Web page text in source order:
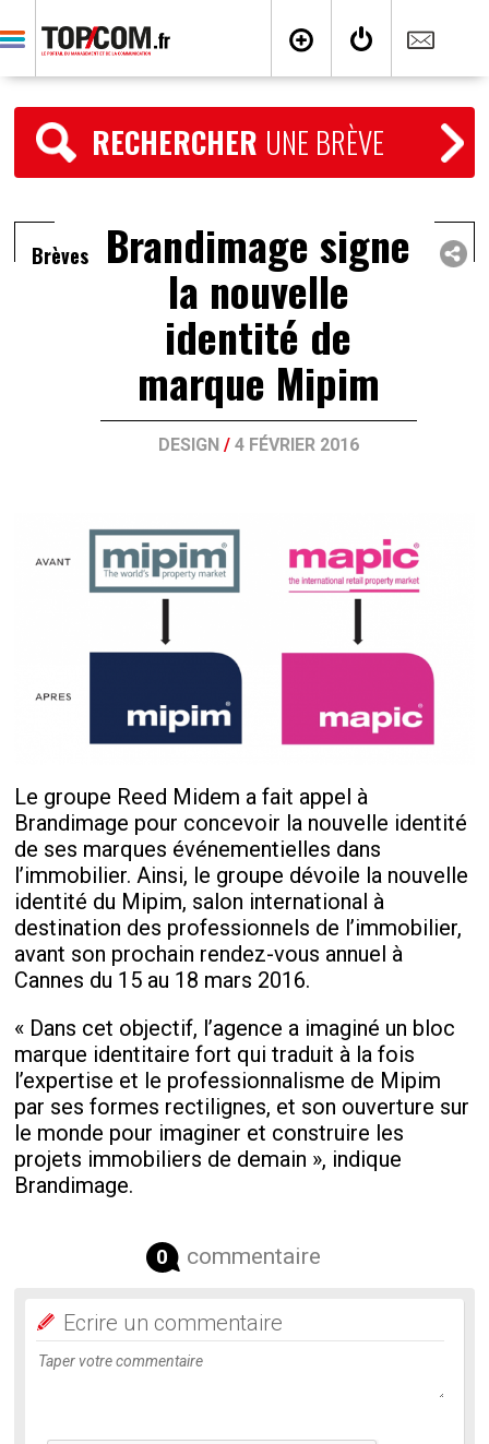
RECHERCHER UNE BRÈVE
Brèves Brandimage signe
la nouvelle
identité de
marque Mipim
DESIGN/ 4 FÉVRIER 2016
Le groupe Reed Midem a fait appel à
Brandimage pour concevoir la nouvelle identité
de ses marques événementielles dans
l’immobilier. Ainsi, le groupe dévoile la nouvelle
identité du Mipim, salon international à
destination des professionnels de l’immobilier,
avant son prochain rendez-vous annuel à
Cannes du 15 au 18 mars 2016.
« Dans cet objectif, l’agence a imaginé un bloc
marque identitaire fort qui traduit à la fois
l’expertise et le professionnalisme de Mipim
par ses formes rectilignes, et son ouverture sur
le monde pour imaginer et construire les
projets immobiliers de demain », indique
Brandimage.
0 commentaire
Ecrire un commentaire